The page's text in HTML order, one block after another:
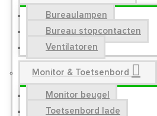
Bureaulampen
Bureau stopcontacten
Ventilatoren
Monitor & Toetsenbord
Monitor beugel
Toetsenbord lade